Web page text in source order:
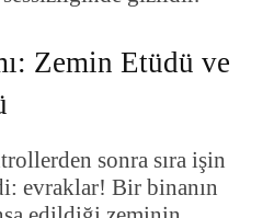
Zemin Etüdü ve
sonra sıra işin
evraklar! Bir binanın